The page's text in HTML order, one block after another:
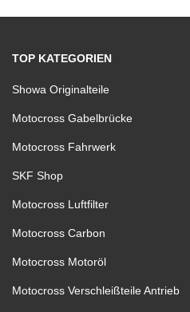
TOP KATEGORIEN
Showa Originalteile
Motocross Gabelbrücke
Motocross Fahrwerk
SKF Shop
Motocross Luftfilter
Motocross Carbon
Motocross Motoröl
Motocross Verschleißteile Antrieb